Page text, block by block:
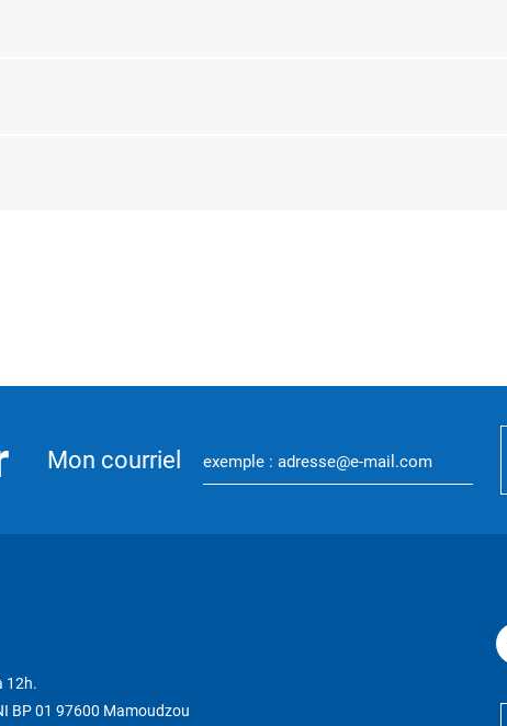
Mon courriel
12h.
BP 01 97600 Mamoudzou